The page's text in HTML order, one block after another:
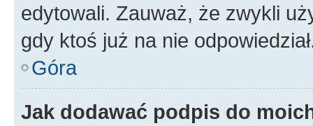
edytowali. Zauważ, że zwykli
gdy ktoś już na nie
Góra
Jak dodawać podpis do